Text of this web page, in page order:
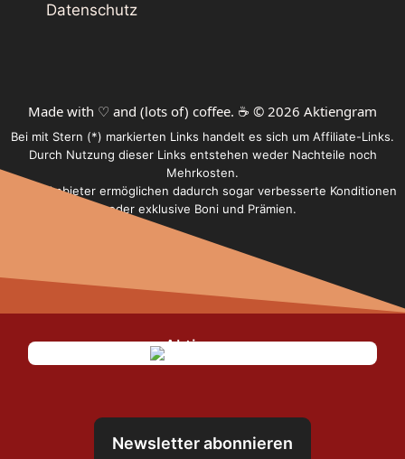
Datenschutz
Made with ♡ and (lots of) coffee. ☕️ © 2026 Aktiengram
Bei mit Stern (*) markierten Links handelt es sich um Affiliate-Links.
Durch Nutzung dieser Links entstehen weder Nachteile noch
Mehrkosten.
Einige Anbieter ermöglichen dadurch sogar verbesserte Konditionen
oder exklusive Boni und Prämien.
Newsletter abonnieren